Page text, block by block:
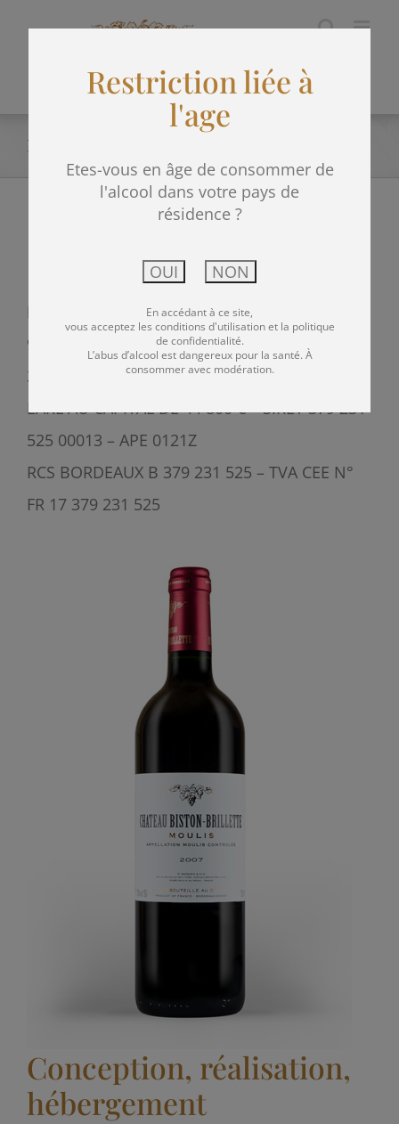
Informations légales
EARL CHATEAU BISTON BRILLETTE
91 route de Tiquetorte
33480 MOULIS EN MEDOC – FRANCE
EARL AU CAPITAL DE 44 800 € – SIRET 379 231
525 00013 – APE 0121Z
RCS BORDEAUX B 379 231 525 – TVA CEE N°
FR 17 379 231 525
Conception, réalisation,
hébergement
Restriction liée à
l'age
Etes-vous en âge de consommer de
l'alcool dans votre pays de
résidence ?
En accédant à ce site,
vous acceptez les conditions d'utilisation et la politique
de confidentialité.
L’abus d’alcool est dangereux pour la santé. À
consommer avec modération.